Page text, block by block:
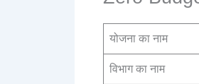
योजना का नाम
विभाग का नाम